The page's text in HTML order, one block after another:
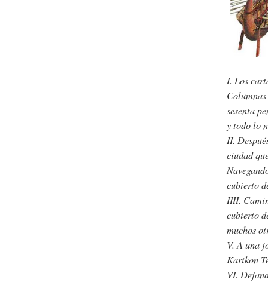
I. Los
sesenta
y todo lo
II.
ciudad
cubierto
IIII.
cubierto
muchos
V. A una
Karikon
VI.